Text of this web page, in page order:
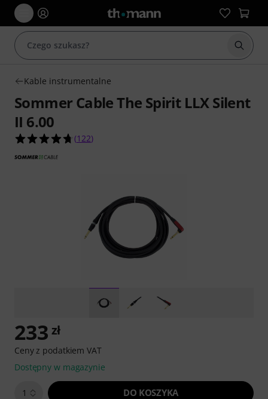
Kable instrumentalne
Sommer Cable The Spirit LLX Silent
II 6.00
4.7 na 5 gwiazdek z 122 ocen klientów
(122)
233 zł
Ceny z podatkiem VAT
Dostępny w magazynie
1 DO KOSZYKA